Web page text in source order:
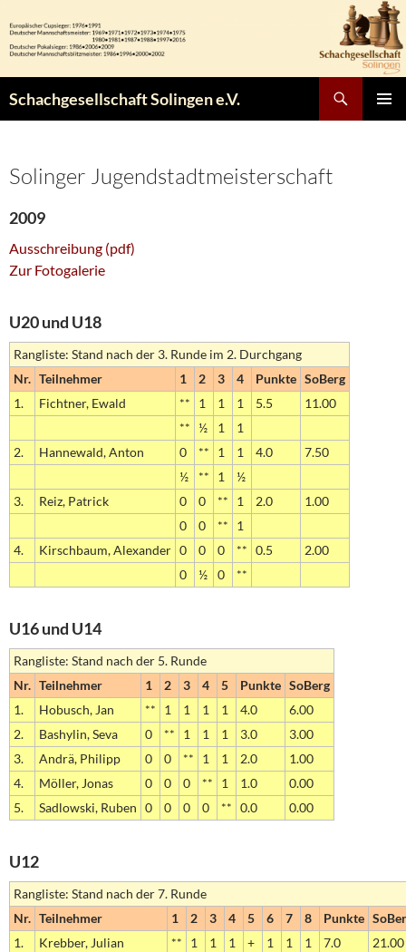
Inhalt
springen
Schachgesellschaft Solingen e.V.
Solinger Jugendstadtmeisterschaft
2009
Ausschreibung (pdf)
Zur Fotogalerie
U20 und U18
Rangliste: Stand nach der 3. Runde im 2. Durchgang
Nr. Teilnehmer 1 2 3 4 Punkte SoBerg
1.
Fichtner, Ewald ** 1 1 1 5.5
11.00
**
½ 1
1
2.
Hannewald, Anton 0 ** 1 1 4.0
7.50
½
** 1
½
3.
Reiz, Patrick 0 0 ** 1 2.0
1.00
0
0 **
1
4.
Kirschbaum, Alexander 0 0 0 ** 0.5
2.00
0
½ 0 **
U16 und U14
Rangliste: Stand nach der 5. Runde
Nr. Teilnehmer 1 2 3 4 5 Punkte SoBerg
1.
Hobusch, Jan ** 1 1 1 1 4.0
6.00
2.
Bashylin, Seva 0 ** 1 1 1 3.0
3.00
3.
Andrä, Philipp 0 0 ** 1 1 2.0
1.00
4.
Möller, Jonas 0 0 0 ** 1 1.0
0.00
5.
Sadlowski, Ruben 0 0 0 0 ** 0.0 0.00
U12
Rangliste: Stand nach der 7. Runde
Nr. Teilnehmer 1 2 3 4 5 6 7 8 Punkte
1.
Krebber, Julian ** 1 1 1 + 1 1 1 7.0
21.00